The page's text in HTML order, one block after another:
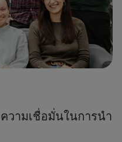
วามเชื่อมั่นในการนำ